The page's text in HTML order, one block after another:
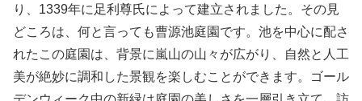
り、1339年に足利尊氏によって建立されました。その見
どころは、何と言っても曹源池庭園です。池を中心に配さ
れたこの庭園は、背景に嵐山の山々が広がり、自然と人工
美が絶妙に調和した景観を楽しむことができます。ゴール